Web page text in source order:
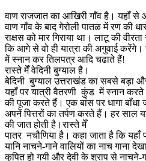
वाण राजजात का आखिरी गाँव है। यहाँ से
वाण गाँव के बाद गेरोली पातळ में रण की
राक्षस को मार गिराया था। लाटू की
कि आगे से वो ही यात्रा की अगुवाई करेंगे।
में स्नान कर तिलपत्र आदि चढाते हैं!
रास्ते मेँ वेदिनी बुग्याल है।
बेदिनी बुग्याल उत्तराखंड का सबसे बड़ा
यहाँ पर यात्री वैतरणी कुंड में स्नान करते
की पूजा करते हैं। एक बांस पर धागा बाँधा
अपनें पित्तरों का तर्पण करते हैं। हर साल
की जात होती है।रास्ते मेँ
पातर नचौणिया है। कहा जाता है कि
यानि नाचने-गाने वालियों का नाच
कुपित हो गयी और देवी के श्राप से नाचने-